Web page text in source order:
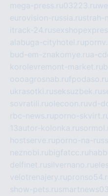
mega-press.ru03223.ru
eurovision-russia.rustrah-
itrack-24.ru
alabuga-cityhotel.ru
bud-em-znakomye.rua-
korolevremont-market.ru
oooagrosnab.rufpodaso.ru
ukrasotki.ruseksuzbek.ru
sovratili.ruolecoon.ruvd-
rbc-news.ruporno-
13autor-kolonka.ru
hostserve.ruporno-na-
neznobi.rubigfatcc.ru
delfinet.rusilvernano.ru
velotrenajery.ru
show-pets.ru